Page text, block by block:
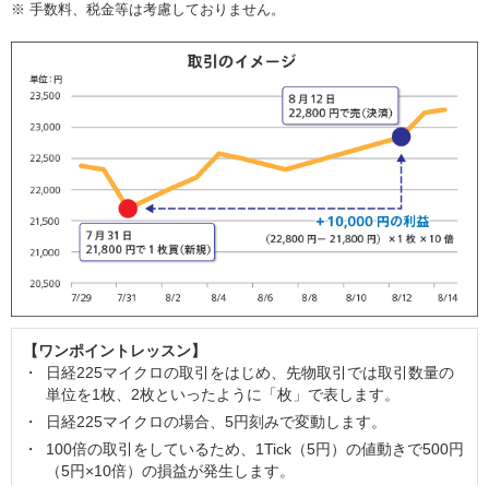
※ 手数料、税金等は考慮しておりません。
【ワンポイントレッスン】
日経225マイクロの取引をはじめ、先物取引では取引数量の
単位を1枚、2枚といったように「枚」で表します。
日経225マイクロの場合、5円刻みで変動します。
100倍の取引をしているため、1Tick（5円）の値動きで500円
（5円×10倍）の損益が発生します。